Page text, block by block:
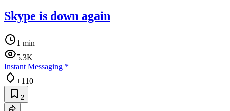
Skype is down again
1 min
5.3K
Instant Messaging *
+110
2